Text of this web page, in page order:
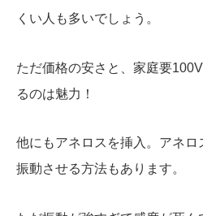
くい人も多いでしょう。
ただ価格の安さと、家庭要
るのは魅力！
他にもアネロスを挿入。アネロ
振動させる方法もあります。